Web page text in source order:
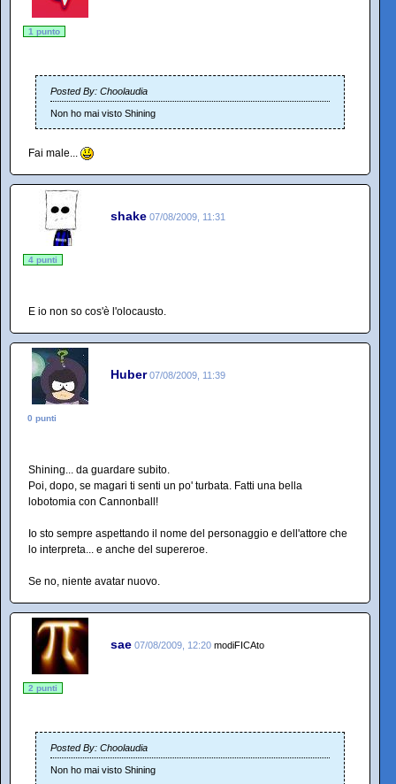
1 punto
Posted By: Choolaudia
Non ho mai visto Shining
Fai male...
shake 07/08/2009, 11:31
4 punti
E io non so cos'è l'olocausto.
Huber 07/08/2009, 11:39
0 punti
Shining... da guardare subito.
Poi, dopo, se magari ti senti un po' turbata. Fatti una bella
lobotomia con Cannonball!
Io sto sempre aspettando il nome del personaggio e dell'attore che
lo interpreta... e anche del supereroe.
Se no, niente avatar nuovo.
sae 07/08/2009, 12:20 modiFICAto
2 punti
Posted By: Choolaudia
Non ho mai visto Shining